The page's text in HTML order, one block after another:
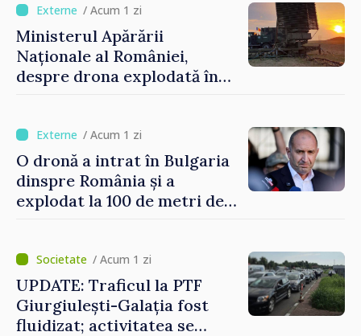
finală
/ Acum 1 zi
Ministerul Apărării
Naționale al României,
despre drona explodată în
vehicul aerian”
/ Acum 1 zi
O dronă a intrat în Bulgaria
dinspre România și a
explodat la 100 de metri de
/ Acum 1 zi
UPDATE: Traficul la PTF
Giurgiulești-Galația fost
fluidizat; activitatea se